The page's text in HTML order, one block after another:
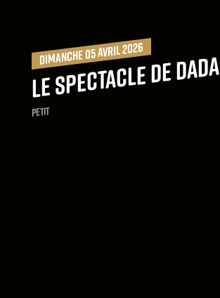
dimanche 05 avril 2026
Le spectacle de Dada
petit